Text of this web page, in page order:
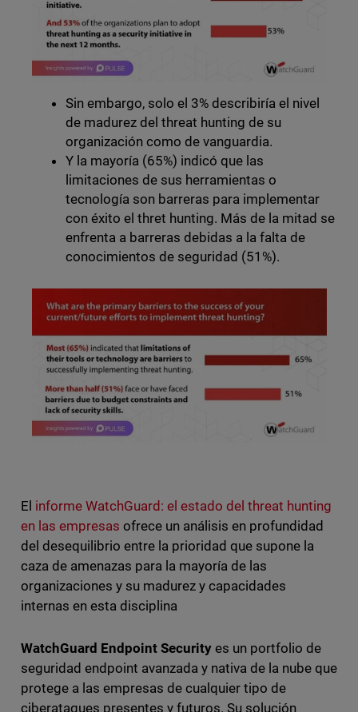
Sin embargo, solo el 3% describiría el nivel
de madurez del threat hunting de su
organización como de vanguardia.
Y la mayoría (65%) indicó que las
limitaciones de sus herramientas o
tecnología son barreras para implementar
con éxito el thret hunting. Más de la mitad se
enfrenta a barreras debidas a la falta de
conocimientos de seguridad (51%).
El informe WatchGuard: el estado del threat hunting
en las empresas ofrece un análisis en profundidad
del desequilibrio entre la prioridad que supone la
caza de amenazas para la mayoría de las
organizaciones y su madurez y capacidades
internas en esta disciplina
WatchGuard Endpoint Securityes un portfolio de
seguridad endpoint avanzada y nativa de la nube que
protege a las empresas de cualquier tipo de
ciberataques presentes y futuros. Su solución